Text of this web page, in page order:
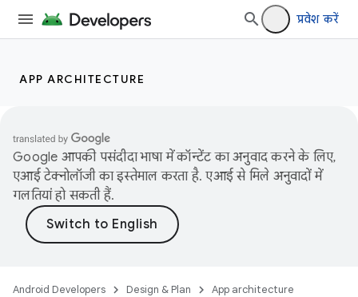
प्रवेश करें
APP ARCHITECTURE
Google आपकी पसंदीदा भाषा में कॉन्टेंट का अनुवाद करने के लिए,
एआई टेक्नोलॉजी का इस्तेमाल करता है. एआई से मिले अनुवादों में
गलतियां हो सकती हैं.
Android Developers Design & Plan App architecture